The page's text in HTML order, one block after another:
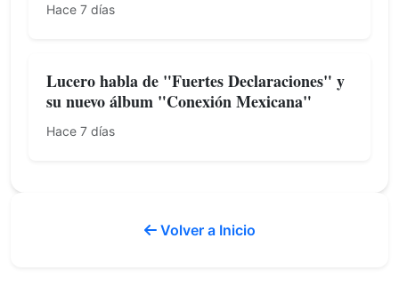
Hace 7 días
Lucero habla de "Fuertes Declaraciones" y
su nuevo álbum "Conexión Mexicana"
Hace 7 días
Volver a Inicio